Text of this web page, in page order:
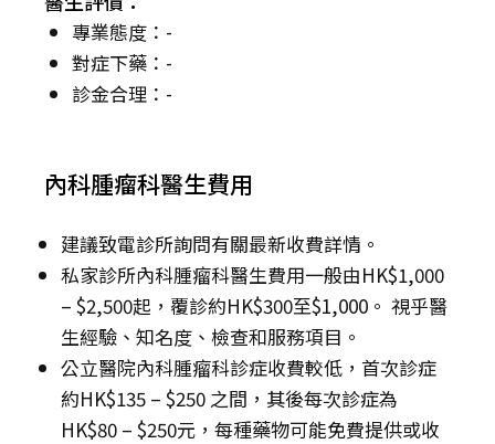
專業態度：-
對症下藥：-
診金合理：-
內科腫瘤科醫生費用
建議致電診所詢問有關最新收費詳情。
私家診所內科腫瘤科醫生費用一般由HK$1,000
– $2,500起，覆診約HK$300至$1,000。 視乎醫
生經驗、知名度、檢查和服務項目。
公立醫院內科腫瘤科診症收費較低，首次診症
約HK$135 – $250 之間，其後每次診症為
HK$80 – $250元，每種藥物可能免費提供或收